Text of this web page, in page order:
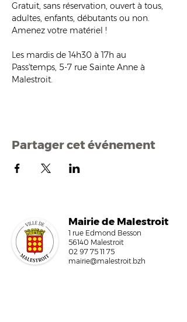
Gratuit, sans réservation, ouvert à tous,
adultes, enfants, débutants ou non.
Amenez votre matériel !
Les mardis de 14h30 à 17h au
Pass'temps, 5-7 rue Sainte Anne à
Malestroit.
Partager cet événement
Mairie de Malestroit
1 rue Edmond Besson
56140 Malestroit
02 97 75 11 75
mairie@malestroit.bzh